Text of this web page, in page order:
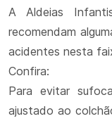
A Aldeias
recomendam
acidentes nesta
Confira:
Para evitar
ajustado ao